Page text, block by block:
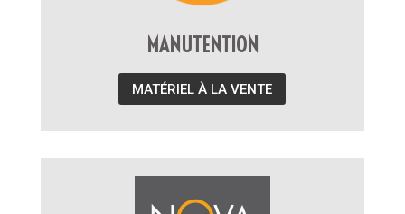
MANUTENTION
MATÉRIEL À LA VENTE